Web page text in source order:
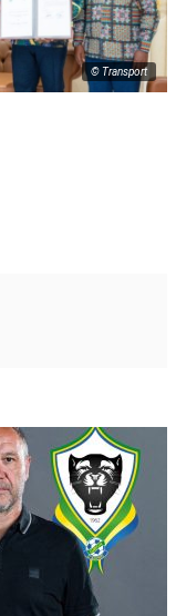
© Transport